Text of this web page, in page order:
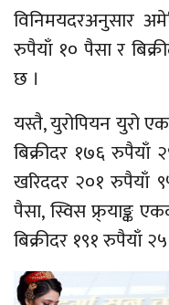
विनिमयदरअनुसार
रुपैयाँ १० पैसा र
छ ।
यस्तै, युरोपियन युरो
बिक्रीदर १७६ रुपैयाँ
खरिददर २०१ रुपैयाँ
पैसा, स्विस फ्र्याङ्क
बिक्रीदर १९१ रुपैयाँ